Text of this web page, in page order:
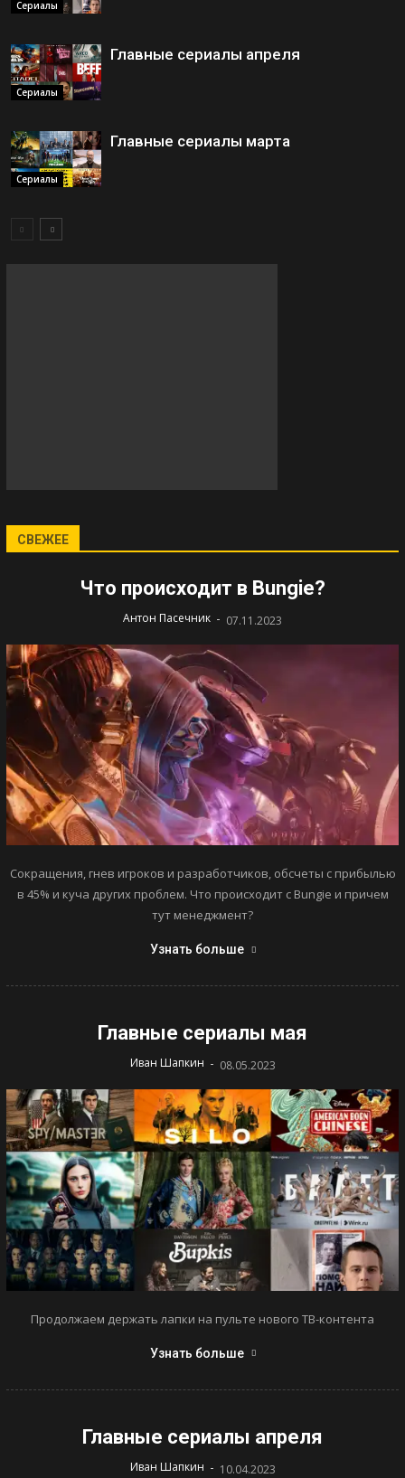
Сериалы
Сериалы
Главные сериалы апреля
Сериалы
Главные сериалы марта
СВЕЖЕЕ
Что происходит в Bungie?
Антон Пасечник - 07.11.2023
Сокращения, гнев игроков и разработчиков, обсчеты с прибылью
в 45% и куча других проблем. Что происходит с Bungie и причем
тут менеджмент?
Узнать больше
Главные сериалы мая
Иван Шапкин - 08.05.2023
Продолжаем держать лапки на пульте нового ТВ-контента
Узнать больше
Главные сериалы апреля
Иван Шапкин - 10.04.2023